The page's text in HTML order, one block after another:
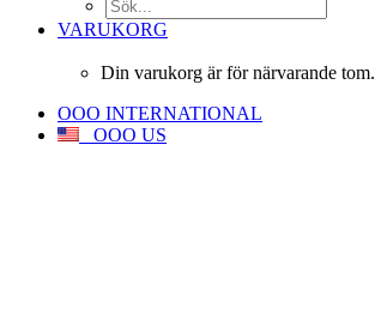
VARUKORG
Din varukorg är för närvarande tom.
OOO INTERNATIONAL
OOO US